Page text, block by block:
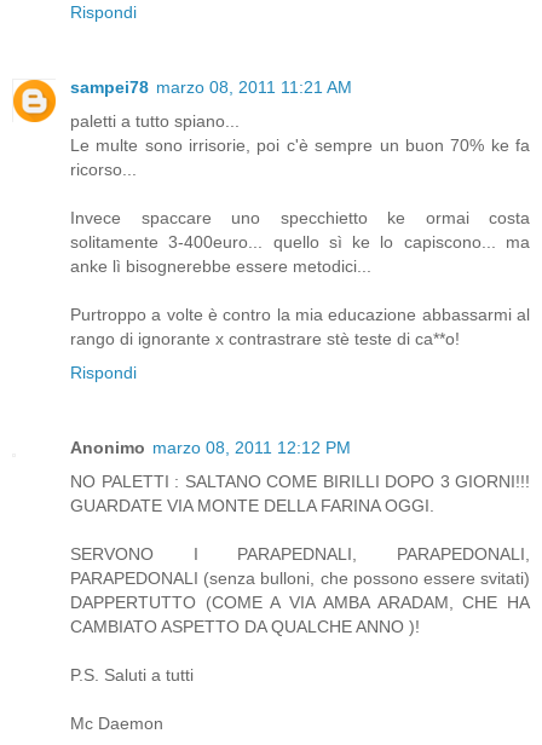
Rispondi
sampei78 marzo 08, 2011 11:21 AM
paletti a tutto spiano...
Le multe sono irrisorie, poi c'è sempre un buon 70% ke fa
ricorso...
Invece spaccare uno specchietto ke ormai costa
solitamente 3-400euro... quello sì ke lo capiscono... ma
anke lì bisognerebbe essere metodici...
Purtroppo a volte è contro la mia educazione abbassarmi al
rango di ignorante x contrastrare stè teste di ca**o!
Rispondi
Anonimo marzo 08, 2011 12:12 PM
NO PALETTI : SALTANO COME BIRILLI DOPO 3 GIORNI!!!
GUARDATE VIA MONTE DELLA FARINA OGGI.
SERVONO I PARAPEDNALI, PARAPEDONALI,
PARAPEDONALI (senza bulloni, che possono essere svitati)
DAPPERTUTTO (COME A VIA AMBA ARADAM, CHE HA
CAMBIATO ASPETTO DA QUALCHE ANNO )!
P.S. Saluti a tutti
Mc Daemon